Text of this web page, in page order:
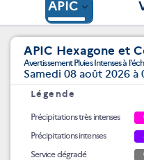
APIC
APIC Hexagone et
Avertissement Pluies Intenses à
Samedi 08 août 2026 à
Légende
Précipitations très intenses
Précipitations intenses
Service dégradé